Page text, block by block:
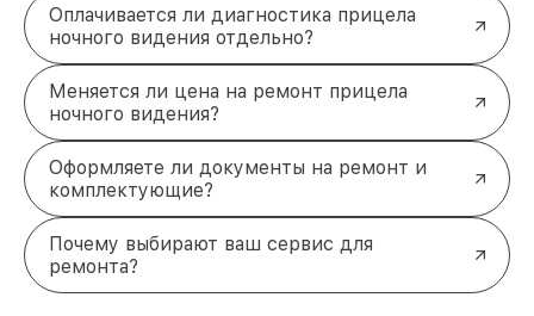
Оплачивается ли диагностика прицела
ночного видения отдельно?
Меняется ли цена на ремонт прицела
ночного видения?
Оформляете ли документы на ремонт и
комплектующие?
Почему выбирают ваш сервис для
ремонта?